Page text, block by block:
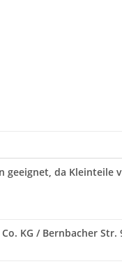
geeignet, da Kleinteile
KG / Bernbacher